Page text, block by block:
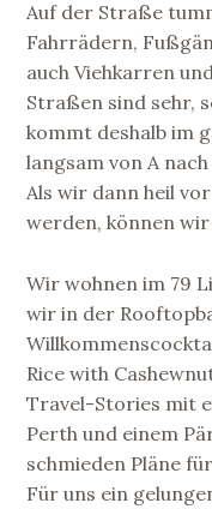
Auf der Straße
Fahrrädern,
auch Viehkarren
Straßen sind sehr,
kommt deshalb im
langsam von A nach
Als wir dann heil
werden, können
Wir wohnen im 79
wir in der
Rice with
Travel-Stories mit
Perth und einem
schmieden Pläne
Für uns ein